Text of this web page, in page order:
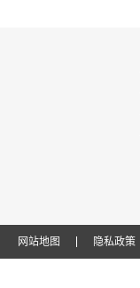
网站地图 隐私政策